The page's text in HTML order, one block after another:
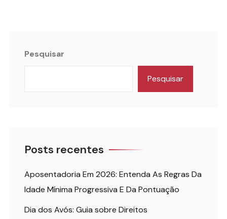
Pesquisar
Pesquisar
Posts recentes
Aposentadoria Em 2026: Entenda As Regras Da
Idade Mínima Progressiva E Da Pontuação
Dia dos Avós: Guia sobre Direitos